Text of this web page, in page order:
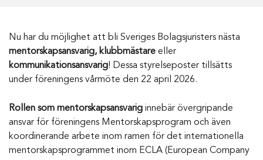
Nu har du möjlighet att bli Sveriges Bolagsjuristers nästa
mentorskapsansvarig, klubbmästare eller
kommunikationsansvarig! Dessa styrelseposter tillsätts
under föreningens vårmöte den 22 april 2026.
Rollen som mentorskapsansvarig innebär övergripande
ansvar för föreningens Mentorskapsprogram och även
koordinerande arbete inom ramen för det internationella
mentorskapsprogrammet inom ECLA (European Company